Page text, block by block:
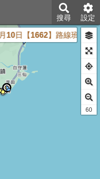
搜尋 設定
10日【1662】路線班次異
60